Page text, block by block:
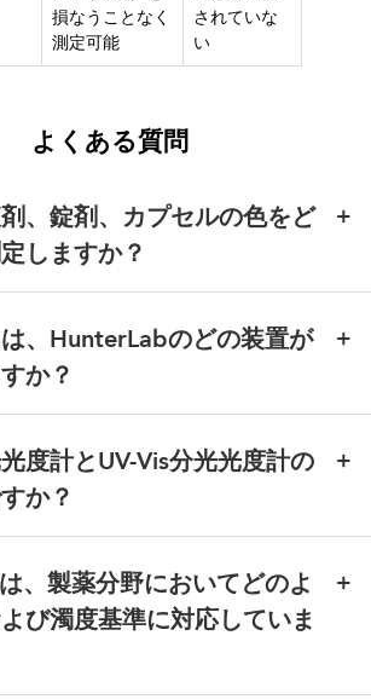
損なうことなく
測定可能
されていな
い
よくある質問
、錠剤、カプセルの色をど
しますか？
示する分光光度計を使用してくださ
着色された液体は、10 mmのキュベッ
光法で測定し、不透明な粉末、錠剤、
光法で測定します。HunterLabの測定
を自動で読み取り、各結果を薬局方の
準と比較することで、客観的で再現性
提供します。
、HunterLabのどの装置が
か？
：
：研究用グレード、350～1050 nm、
ム；液体、粉末、錠剤（UV領域の物質
射率、透過率、濁度を測定。
：360～780 nm；液体溶液、粉末、錠
のマルチモードカラー測定が可能で、
リがすべてプリロードされています。
度計とUV-Vis分光光度計の
か？
計されていますが、UV-Vis分光光度計
における吸光度を測定して濃度や分子
ために設計されています。 色分光光度
にわたる反射率または透過率を測定
、製薬分野においてどのよ
び濁度基準に対応していま